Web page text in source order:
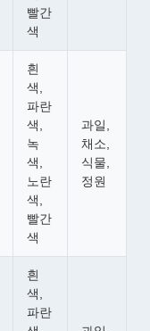
빨간
색
흰
색,
파란
색,
녹
색,
노란
색,
빨간
색
과일,
채소,
식물,
정원
흰
색,
파란